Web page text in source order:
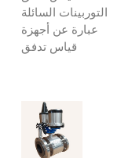
هارت
التوربينات السائلة
عبارة عن أجهزة
قياس تدفق
ومنخفض اللزوجة
ومنخفض التآكل.
يمكن استخدامه